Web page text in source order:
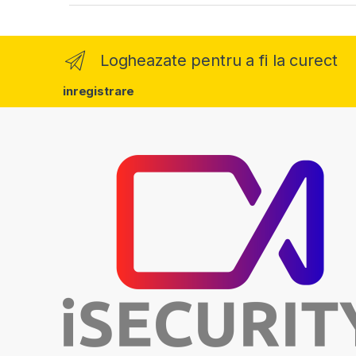
Logheazate pentru a fi la curect
inregistrare